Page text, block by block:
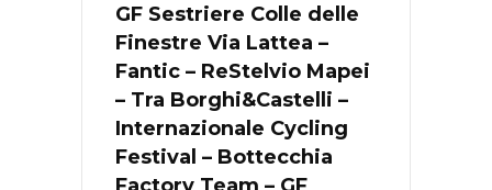
GF Sestriere Colle delle
Finestre Via Lattea –
Fantic – ReStelvio Mapei
– Tra Borghi&Castelli –
Internazionale Cycling
Festival – Bottecchia